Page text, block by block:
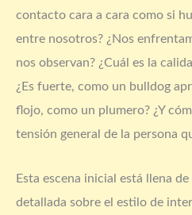
contacto cara a cara como si
entre nosotros? ¿Nos
nos observan? ¿Cuál es la
¿Es fuerte, como un bulldog
flojo, como un plumero? ¿Y
tensión general de la persona
Esta escena inicial está llena
detallada sobre el estilo de